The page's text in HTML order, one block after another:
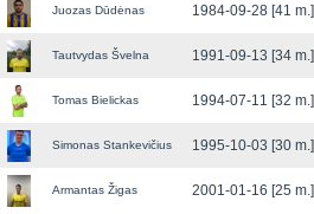
Juozas Dūdėnas 1984-09-28 [41 m.]
Tautvydas Švelna 1991-09-13 [34 m.]
Tomas Bielickas 1994-07-11 [32 m.]
Simonas Stankevičius 1995-10-03 [30 m.]
Armantas Žigas 2001-01-16 [25 m.]